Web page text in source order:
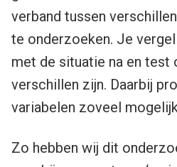
verband tussen
te onderzoeken. Je
met de situatie na en test
verschillen zijn. Daarbij
variabelen zoveel
Zo hebben wij dit